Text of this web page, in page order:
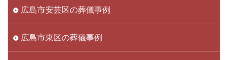
広島市安芸区の葬儀事例
広島市東区の葬儀事例